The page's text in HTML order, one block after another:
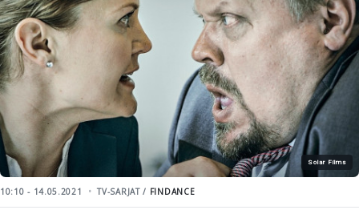
Solar Films
10:10 - 14.05.2021 TV-SARJAT / FINDANCE